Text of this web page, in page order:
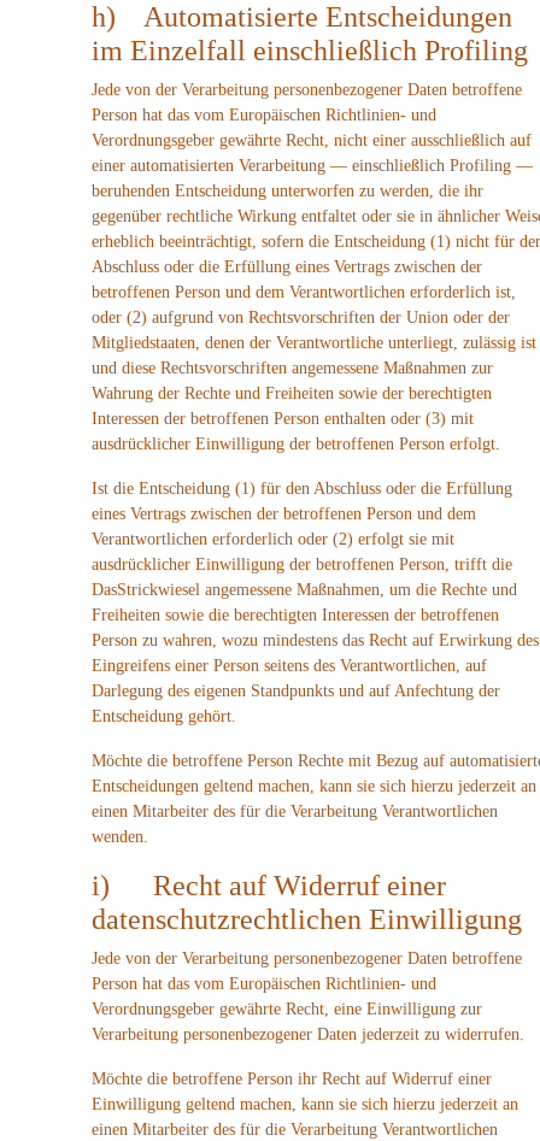
h) Automatisierte Entscheidungen
im Einzelfall einschließlich Profiling
Jede von der Verarbeitung personenbezogener Daten betroffene
Person hat das vom Europäischen Richtlinien- und
Verordnungsgeber gewährte Recht, nicht einer ausschließlich auf
einer automatisierten Verarbeitung — einschließlich Profiling —
beruhenden Entscheidung unterworfen zu werden, die ihr
gegenüber rechtliche Wirkung entfaltet oder sie in ähnlicher
erheblich beeinträchtigt, sofern die Entscheidung (1) nicht für
Abschluss oder die Erfüllung eines Vertrags zwischen der
betroffenen Person und dem Verantwortlichen erforderlich ist,
oder (2) aufgrund von Rechtsvorschriften der Union oder der
Mitgliedstaaten, denen der Verantwortliche unterliegt, zulässig ist
und diese Rechtsvorschriften angemessene Maßnahmen zur
Wahrung der Rechte und Freiheiten sowie der berechtigten
Interessen der betroffenen Person enthalten oder (3) mit
ausdrücklicher Einwilligung der betroffenen Person erfolgt.
Ist die Entscheidung (1) für den Abschluss oder die Erfüllung
eines Vertrags zwischen der betroffenen Person und dem
Verantwortlichen erforderlich oder (2) erfolgt sie mit
ausdrücklicher Einwilligung der betroffenen Person, trifft die
DasStrickwiesel angemessene Maßnahmen, um die Rechte und
Freiheiten sowie die berechtigten Interessen der betroffenen
Person zu wahren, wozu mindestens das Recht auf Erwirkung des
Eingreifens einer Person seitens des Verantwortlichen, auf
Darlegung des eigenen Standpunkts und auf Anfechtung der
Entscheidung gehört.
Möchte die betroffene Person Rechte mit Bezug auf
Entscheidungen geltend machen, kann sie sich hierzu jederzeit an
einen Mitarbeiter des für die Verarbeitung Verantwortlichen
wenden.
i) Recht auf Widerruf einer
datenschutzrechtlichen Einwilligung
Jede von der Verarbeitung personenbezogener Daten betroffene
Person hat das vom Europäischen Richtlinien- und
Verordnungsgeber gewährte Recht, eine Einwilligung zur
Verarbeitung personenbezogener Daten jederzeit zu widerrufen.
Möchte die betroffene Person ihr Recht auf Widerruf einer
Einwilligung geltend machen, kann sie sich hierzu jederzeit an
einen Mitarbeiter des für die Verarbeitung Verantwortlichen